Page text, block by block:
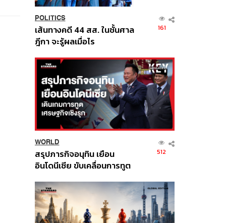
POLITICS
เส้นทางคดี 44 สส. ในชั้นศาล
ฎีกา จะรู้ผลเมื่อไร
161
WORLD
สรุปภารกิจอนุทิน เยือน
อินโดนีเซีย ขับเคลื่อนการทูต
ส่วนยุทธศาสตร์ไทย –
อินโดนีเซีย
512